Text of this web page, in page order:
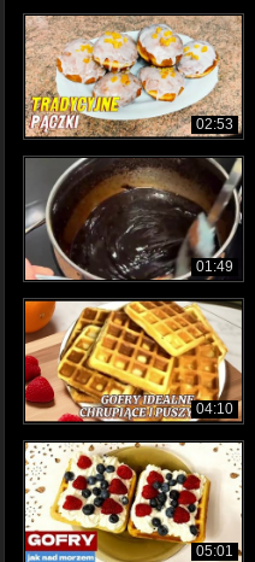
02:53
01:49
04:10
05:01